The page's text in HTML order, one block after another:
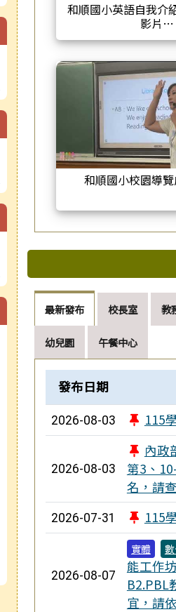
和順國小英語自我介
影片
和順國小校園導
最新發布 校長室 教
幼兒園 午餐中心
新聞列表
發布日期
2026-08-03 115
2026-08-03
內政
第3、
名，請
2026-07-31 115
2026-08-07
實體
能工作
B2.PBL
宜，請